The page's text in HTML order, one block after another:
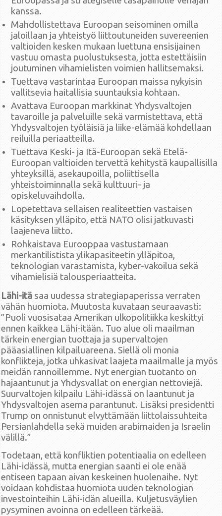
kanssa.
Mahdollistettava Euroopan seisominen omilla
jaloillaan ja yhteistyö liittoutuneiden suvereenien
valtioiden kesken mukaan luettuna ensisijainen
vastuu omasta puolustuksesta, jotta estettäisiin
joutuminen vihamielisten voimien hallitsemaksi.
Tuettava vastarintaa Euroopan maissa nykyisin
vallitsevia haitallisia suuntauksia kohtaan.
Avattava Euroopan markkinat Yhdysvaltojen
tavaroille ja palveluille sekä varmistettava, että
Yhdysvaltojen työläisiä ja liike-elämää kohdellaan
reiluilla periaatteilla.
Tuettava Keski- ja Itä-Euroopan sekä Etelä-
Euroopan valtioiden tervettä kehitystä kaupallisilla
yhteyksillä, asekaupoilla, poliittisella
yhteistoiminnalla sekä kulttuuri- ja
opiskeluvaihdolla.
Lopetettava sellaisen realiteettien vastaisen
käsityksen ylläpito, että NATO olisi jatkuvasti
laajeneva liitto.
Rohkaistava Eurooppaa vastustamaan
merkantilistista ylikapasiteetin ylläpitoa,
teknologian varastamista, kyber-vakoilua sekä
vihamielisiä talousperiaatteita.
Lähi-itä saa uudessa strategiapaperissa verraten
vähän huomiota. Muutosta kuvataan seuraavasti:
”Puoli vuosisataa Amerikan ulkopolitiikka keskittyi
ennen kaikkea Lähi-itään. Tuo alue oli maailman
tärkein energian tuottaja ja supervaltojen
pääasiallinen kilpailuareena. Siellä oli monia
konflikteja, jotka uhkasivat laajeta maailmalle ja myös
meidän rannoillemme. Nyt energian tuotanto on
hajaantunut ja Yhdysvallat on energian nettoviejä.
Suurvaltojen kilpailu Lähi-idässä on laantunut ja
Yhdysvaltojen asema parantunut. Lisäksi presidentti
Trump on onnistunut elvyttämään liittolaissuhteita
Persianlahdella sekä muiden arabimaiden ja Israelin
välillä.”
Todetaan, että konfliktien potentiaalia on edelleen
Lähi-idässä, mutta energian saanti ei ole enää
entiseen tapaan aivan keskeinen huolenaihe. Nyt
voidaan kohdistaa huomiota uuden teknologian
investointeihin Lähi-idän alueilla. Kuljetusväylien
pysyminen avoinna on edelleen tärkeää.